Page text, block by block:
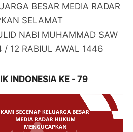
BESAR MEDIA RADAR
SELAMAT
NABI MUHAMMAD SAW
/ 12 RABIUL AWAL 1446
INDONESIA KE - 79